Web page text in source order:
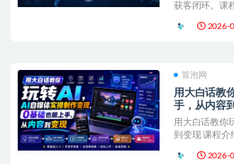
获客闭环。课
2026-
冒泡网
用大白话教
手，从内容
用大白话教你
到变现 课程介
2026-